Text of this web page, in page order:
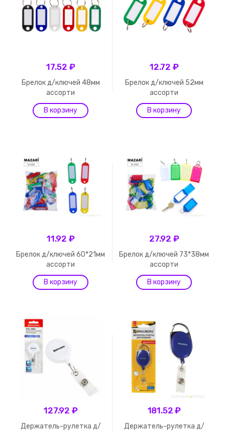
17.52 ₽
Брелок д/ключей 48мм
ассорти
12.72 ₽
Брелок д/ключей 52мм
ассорти
11.92 ₽
Брелок д/ключей 60*21мм
ассорти
27.92 ₽
Брелок д/ключей 73*38мм
ассорти
127.92 ₽
Держатель-рулетка д/
181.52 ₽
Держатель-рулетка д/